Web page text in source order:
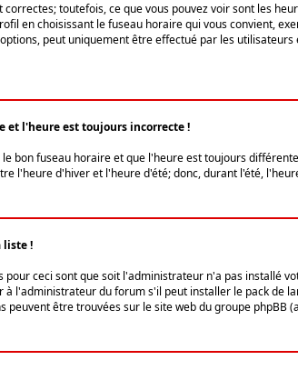
toutefois, ce que vous pouvez voir sont les
en choisissant le fuseau horaire qui vous convient,
peut uniquement être effectué par les
et l'heure est toujours incorrecte !
bon fuseau horaire et que l'heure est toujours
l'heure d'hiver et l'heure d'été; donc, durant l'été,
liste !
pour ceci sont que soit l'administrateur n'a pas installé
à l'administrateur du forum s'il peut installer le pack de
peuvent être trouvées sur le site web du groupe phpBB